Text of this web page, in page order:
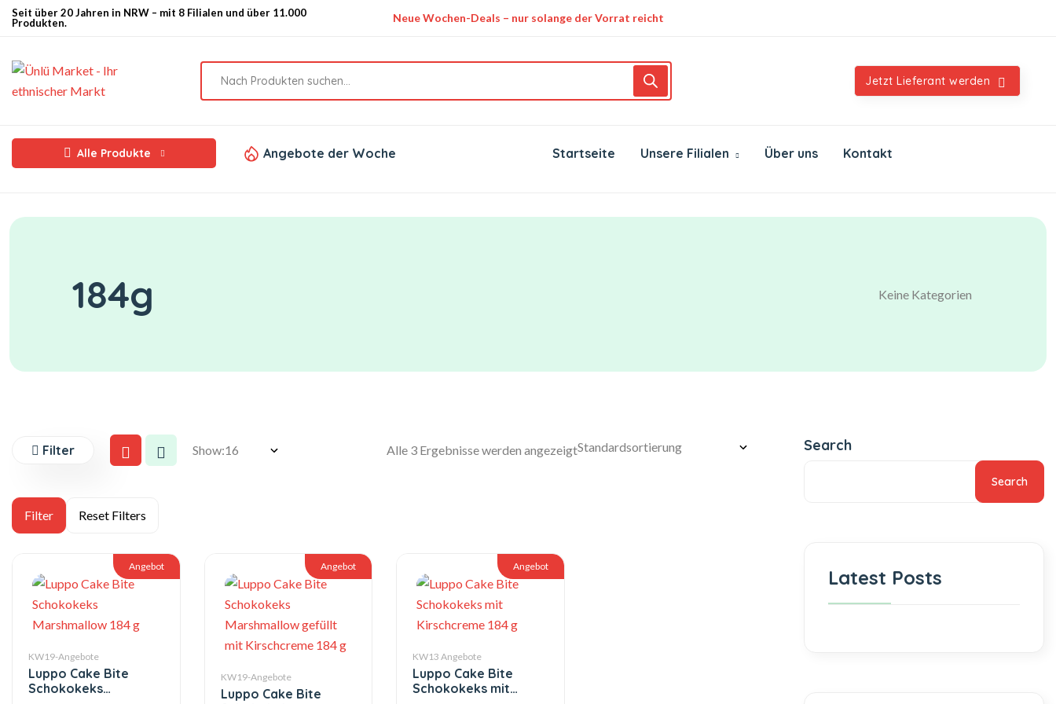
Seit über 20 Jahren in NRW – mit 8 Filialen und über 11.000
Produkten.
Neue Wochen-Deals – nur solange der Vorrat reicht
Jetzt Lieferant werden
Alle Produkte Angebote der Woche Startseite Unsere Filialen Über uns Kontakt
184g Keine Kategorien
Filter Show: Alle 3 Ergebnisse werden angezeigt
Angebot
KW19-Angebote
Luppo Cake Bite
Schokokeks
Angebot
KW19-Angebote
Luppo Cake Bite
Angebot
KW13 Angebote
Luppo Cake Bite
Schokokeks mit
Search
Search
Latest Posts